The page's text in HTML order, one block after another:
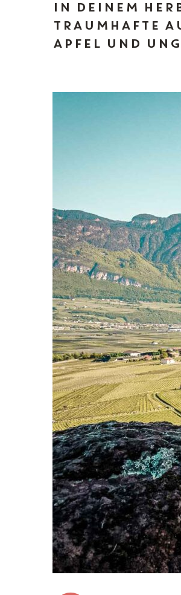
IN DEINEM
TRAUMHAFTE
APFEL UND